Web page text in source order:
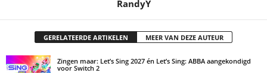
RandyY
GERELATEERDE ARTIKELEN MEER VAN DEZE AUTEUR
Zingen maar: Let’s Sing 2027 én Let’s Sing: ABBA aangekondigd
voor Switch 2